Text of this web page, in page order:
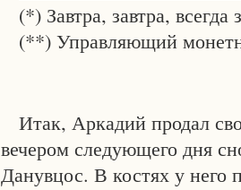
(*) Завтра, завтра, всегда
(**) Управляющий
Итак, Аркадий продал
вечером следующего дня
Данувцос. В костях у него